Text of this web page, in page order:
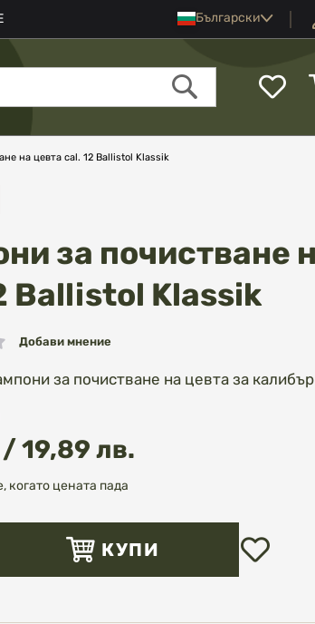
ЕзикБългарски
Търсене
на цевта cal. 12 Ballistol Klassik
за почистване
Ballistol Klassik
Добави мнение
за почистване на цевта за калибър
19,89 лв.
когато цената пада
КУПИ